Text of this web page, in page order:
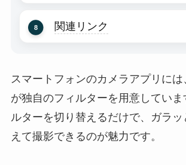
関連リンク
スマートフォンのカメラアプリに
が独自のフィルターを用意していま
ルターを切り替えるだけで、ガラ
えて撮影できるのが魅力です。